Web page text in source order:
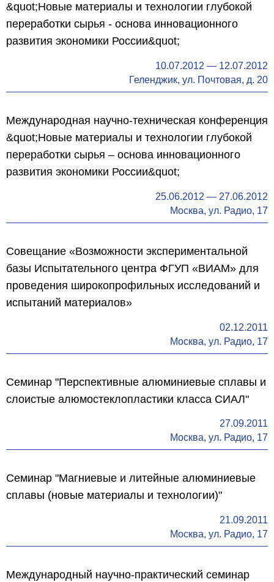
&quot;Новые материалы и технологии глубокой
переработки сырья - основа инновационного
развития экономики России&quot;
10.07.2012 — 12.07.2012
Геленджик, ул. Почтовая, д. 20
Международная научно-техническая конференция
&quot;Новые материалы и технологии глубокой
переработки сырья – основа инновационного
развития экономики России&quot;
25.06.2012 — 27.06.2012
Москва, ул. Радио, 17
Совещание «Возможности экспериментальной
базы Испытательного центра ФГУП «ВИАМ» для
проведения широкопрофильных исследований и
испытаний материалов»
02.12.2011
Москва, ул. Радио, 17
Семинар "Перспективные алюминиевые сплавы и
слоистые алюмостеклопластики класса СИАЛ"
27.09.2011
Москва, ул. Радио, 17
Семинар "Магниевые и литейные алюминиевые
сплавы (новые материалы и технологии)"
21.09.2011
Москва, ул. Радио, 17
Международный научно-практический семинар